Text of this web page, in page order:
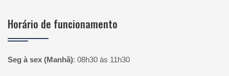
Horário de funcionamento
Seg à sex (Manhã): 08h30 às 11h30